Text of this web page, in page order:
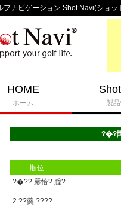
フナビゲーション Shot Navi(ショッ
HOME
ホーム 製
?�?
順位
?�?? 羃恰? 腟?
2 ??羮 ????